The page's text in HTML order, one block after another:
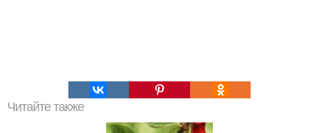
Читайте также